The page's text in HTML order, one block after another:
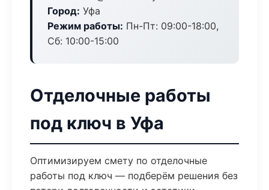
Город: Уфа
Режим работы: Пн-Пт: 09:00-18:00,
Сб: 10:00-15:00
Отделочные работы
под ключ в Уфа
Оптимизируем смету по отделочные
работы под ключ — подберём решения без